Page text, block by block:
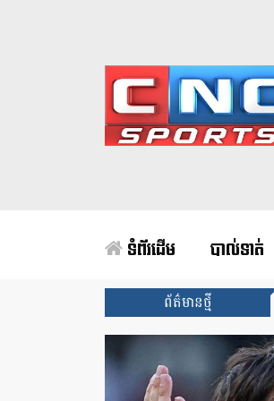
ទំព័រដើម បាល់ទាត់
ព័ត៌មានថ្មី